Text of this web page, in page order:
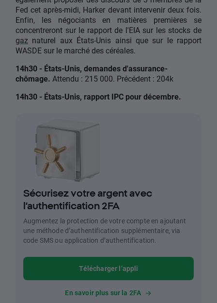
Fed cet après-midi, Harker devant intervenir deux fois.
Enfin, les négociants en matières premières se
concentreront sur le rapport de l'EIA sur les stocks de
gaz naturel aux États-Unis ainsi que sur le rapport
WASDE sur le marché des céréales.
14h30 - États-Unis, demandes d'assurance-
chômage. Attendu : 215 000. Précédent : 204k
14h30 - États-Unis, rapport IPC pour décembre.
Sécurisez votre argent avec
l’authentification 2FA
Augmentez la protection de votre compte en ajoutant
une méthode d’authentification supplémentaire, via
code SMS ou application d’authentification.
Télécharger l’appli
En savoir plus sur la 2FA